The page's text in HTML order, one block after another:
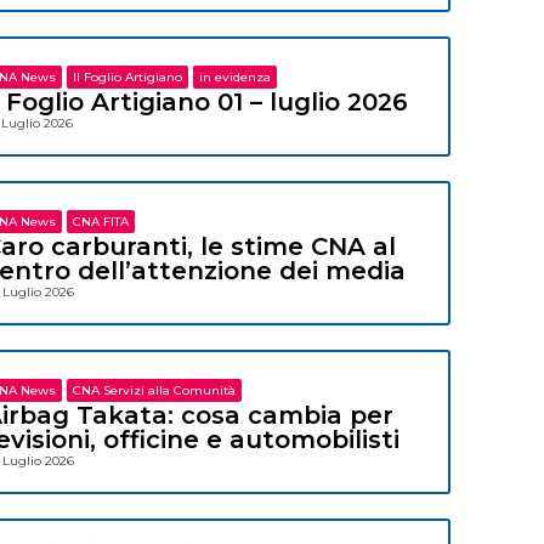
News Il Foglio Artigiano in evidenza
Foglio Artigiano 01 – luglio 2026
Luglio 2026
News CNA FITA
carburanti, le stime CNA al
dell’attenzione dei media
Luglio 2026
News CNA Servizi alla Comunità
Takata: cosa cambia per
officine e automobilisti
Luglio 2026